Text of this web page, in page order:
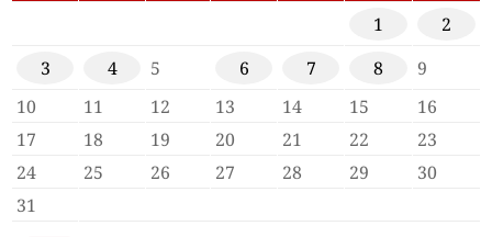
1
2
3
4 5 6 7 8
9
10
11 12 13 14 15
16
17
18 19 20 21 22
23
24
25 26 27 28 29
30
31